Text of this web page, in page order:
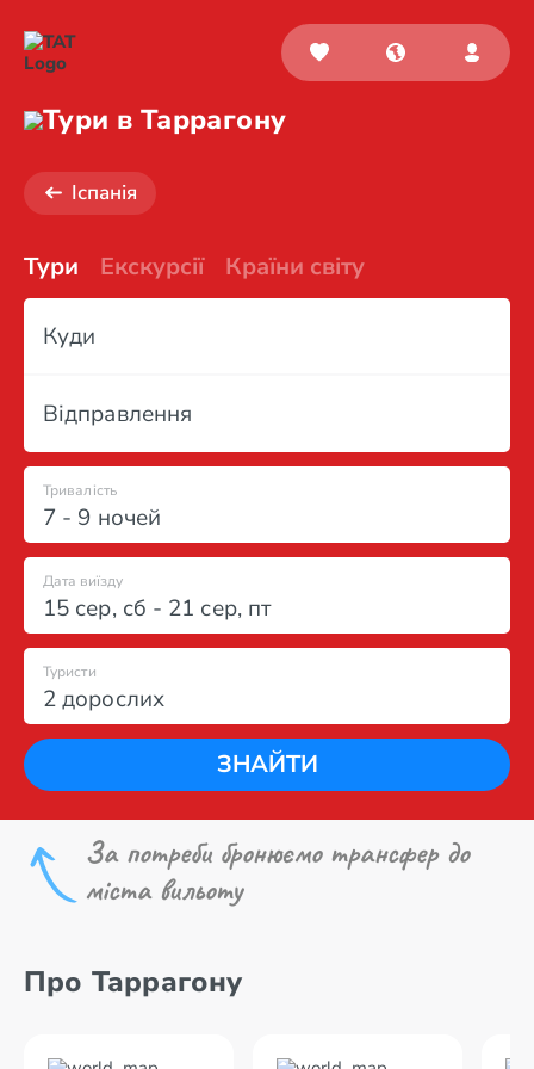
Тури в Таррагону
Іспанія
Тури Екскурсії Країни світу
Куди
Відправлення
7 - 9 ночей
Тривалість
Дата виїзду
15 сер, сб - 21 сер, пт
2 дорослих
Туристи
ЗНАЙТИ
За потреби бронюємо трансфер до
міста вильоту
Про Таррагону